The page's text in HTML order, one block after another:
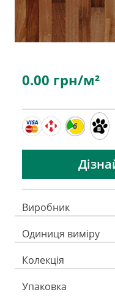
0.00 грн/м²
6
Виробник
Одиниця виміру
Колекція
Упаковка